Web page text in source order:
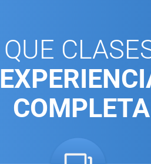
COMPLETA